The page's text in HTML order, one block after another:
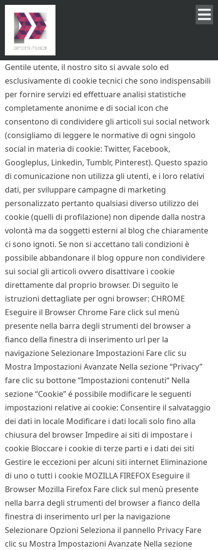
Gentile utente, il nostro sito si avvale solo ed
esclusivamente di cookie tecnici che sono indispensabili
per fornire servizi ed effettuare analisi statistiche
completamente anonime e di social icon che
consentono di condividere gli articoli sui social network
(consigliamo di leggere le normative di ogni singolo
social in materia di cookie: Twitter, Facebook,
Googleplus, Linkedin, Tumblr, Pinterest). Questo spazio
di comunicazione non utilizza gli utenti, e i loro relativi
dati, per sviluppare campagne di marketing
personalizzato pertanto qualsiasi diverso utilizzo dei
cookie (quelli di profilazione) non dipende dalla nostra
volontà ma da soggetti esterni al blog che chiaramente
ci sono ignoti. Se non si accettano tali condizioni è
possibile abbandonare il blog oppure non condividere
sui social gli articoli ovvero disattivare i cookie
direttamente dal proprio browser. Di seguito le
istruzioni dettagliate per ogni browser: CHROME
Eseguire il Browser Chrome Fare click sul menù
presente nella barra degli strumenti del browser a
fianco della finestra di inserimento url per la
navigazione Selezionare Impostazioni Fare clic su
Mostra Impostazioni Avanzate Nella sezione “Privacy”
fare clic su bottone “Impostazioni contenuti“ Nella
sezione “Cookie” é possibile modificare le seguenti
impostazioni relative ai cookie: Consentire il salvataggio
dei dati in locale Modificare i dati locali solo fino alla
chiusura del browser Impedire ai siti di impostare i
cookie Bloccare i cookie di terze parti e i dati dei siti
Gestire le eccezioni per alcuni siti internet Eliminazione
di uno o tutti i cookie MOZILLA FIREFOX Eseguire il
Browser Mozilla Firefox Fare click sul menù presente
nella barra degli strumenti del browser a fianco della
finestra di inserimento url per la navigazione
Selezionare Opzioni Seleziona il pannello Privacy Fare
clic su Mostra Impostazioni Avanzate Nella sezione